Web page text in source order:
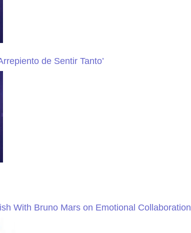
de Sentir Tanto’
With Bruno Mars on Emotional Collaboration